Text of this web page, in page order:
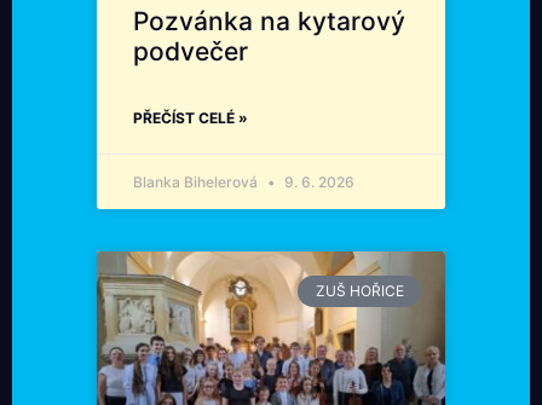
Pozvánka na kytarový
podvečer
PŘEČÍST CELÉ »
Blanka Bihelerová 9. 6. 2026
ZUŠ HOŘICE